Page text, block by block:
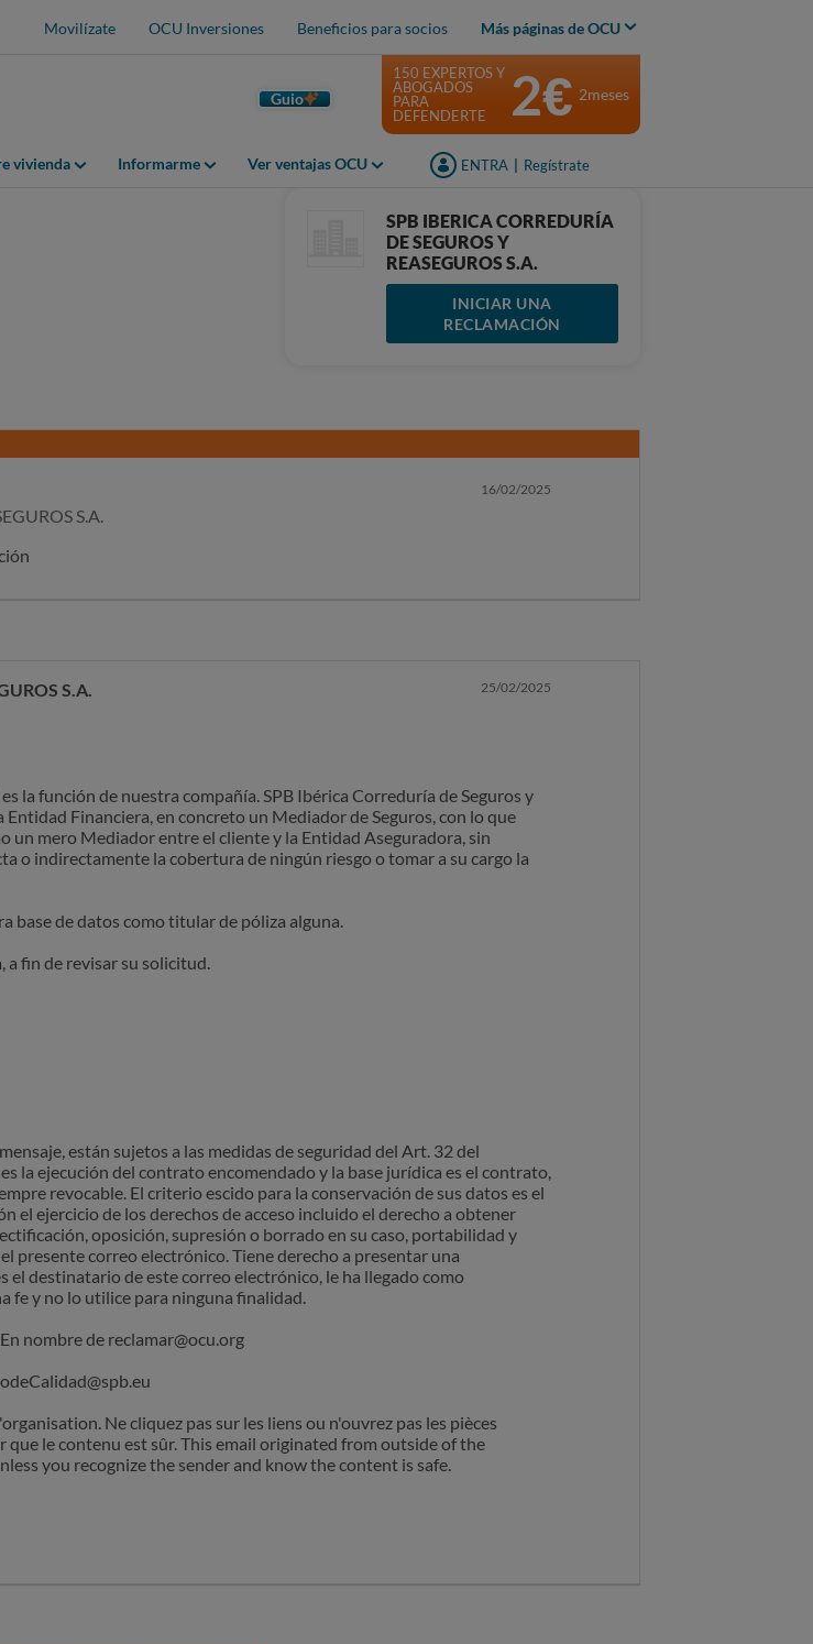
Movilízate OCU Inversiones Beneficios para socios Más páginas de OCU
Guio
vivienda Informarme Ver ventajas OCU ENTRA Regístrate
150 EXPERTOS Y
ABOGADOS
PARA
DEFENDERTE
2€ 2meses
SPB IBERICA CORREDURÍA
DE SEGUROS Y
REASEGUROS S.A.
INICIAR UNA
RECLAMACIÓN
S.A.
16/02/2025
S.A.
25/02/2025
la función de nuestra compañía. SPB Ibérica Correduría de Seguros y
Entidad Financiera, en concreto un Mediador de Seguros, con lo que
un mero Mediador entre el cliente y la Entidad Aseguradora, sin
o indirectamente la cobertura de ningún riesgo o tomar a su cargo la
base de datos como titular de póliza alguna.
a fin de revisar su solicitud.
están sujetos a las medidas de seguridad del Art. 32 del
la ejecución del contrato encomendado y la base jurídica es el contrato,
revocable. El criterio escido para la conservación de sus datos es el
el ejercicio de los derechos de acceso incluido el derecho a obtener
oposición, supresión o borrado en su caso, portabilidad y
presente correo electrónico. Tiene derecho a presentar una
el destinatario de este correo electrónico, le ha llegado como
fe y no lo utilice para ninguna finalidad.
nombre de reclamar@ocu.org
Ne cliquez pas sur les liens ou n'ouvrez pas les pièces
le contenu est sûr. This email originated from outside of the
you recognize the sender and know the content is safe.